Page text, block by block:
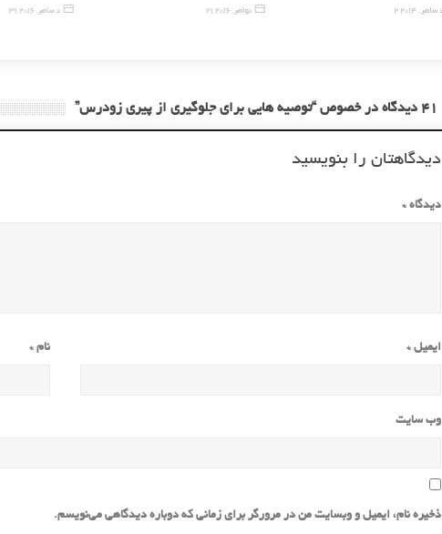
31 دسامبر, 2016 21 نوامبر, 2016 2 دسامبر, 2014
دیدگاهتان را بنویسید
دیدگاه*
نام * ایمیل*
وب‌ سایت
ذخیره نام، ایمیل و وبسایت من در مرورگر برای زمانی که دوباره دیدگاهی می‌نویسم.